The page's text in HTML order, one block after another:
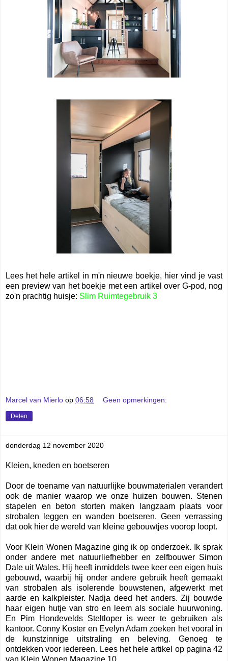
Lees het hele artikel in m'n nieuwe boekje, hier vind je vast
een preview van het boekje met een artikel over G-pod, nog
zo'n prachtig huisje: Slim Ruimtegebruik 3
Marcel van Mierlo op 06:58 Geen opmerkingen:
Delen
donderdag 12 november 2020
Kleien, kneden en boetseren
Door de toename van natuurlijke bouwmaterialen verandert
ook de manier waarop we onze huizen bouwen. Stenen
stapelen en beton storten maken langzaam plaats voor
strobalen leggen en wanden boetseren. Geen verrassing
dat ook hier de wereld van kleine gebouwtjes voorop loopt.
Voor Klein Wonen Magazine ging ik op onderzoek. Ik sprak
onder andere met natuurliefhebber en zelfbouwer Simon
Dale uit Wales. Hij heeft inmiddels twee keer een eigen huis
gebouwd, waarbij hij onder andere gebruik heeft gemaakt
van strobalen als isolerende bouwstenen, afgewerkt met
aarde en kalkpleister. Nadja deed het anders. Zij bouwde
haar eigen hutje van stro en leem als sociale huurwoning.
En Pim Hondevelds Steltloper is weer te gebruiken als
kantoor. Conny Koster en Evelyn Adam zoeken het vooral in
de kunstzinnige uitstraling en beleving. Genoeg te
ontdekken voor iedereen. Lees het hele artikel op pagina 42
van Klein Wonen Magazine 10.